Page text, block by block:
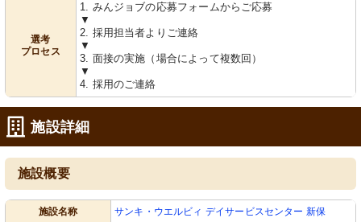
選考
プロセス
1. みんジョブの応募フォームからご応募
▼
2. 採用担当者よりご連絡
▼
3. 面接の実施（場合によって複数回）
▼
4. 採用のご連絡
施設詳細
施設概要
施設名称 サンキ・ウエルビィ デイサービスセンター 新保